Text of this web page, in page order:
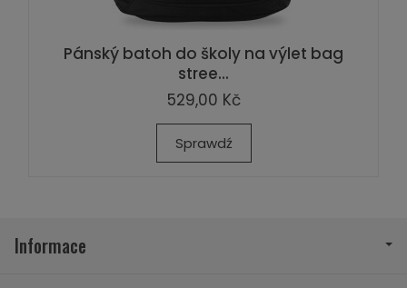
Pánský batoh do školy na výlet bag
stree...
529,00 Kč
Sprawdź
Informace